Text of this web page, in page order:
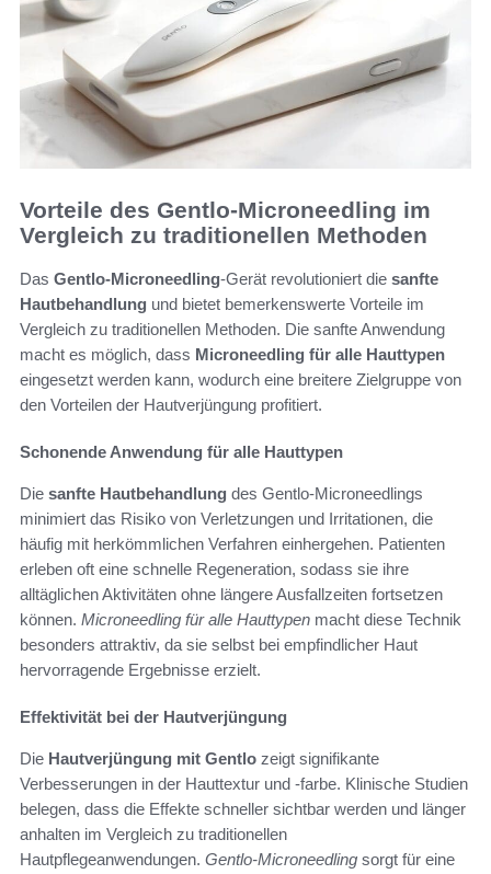
Vorteile des Gentlo-Microneedling im
Vergleich zu traditionellen Methoden
Das Gentlo-Microneedling-Gerät revolutioniert die sanfte
Hautbehandlung und bietet bemerkenswerte Vorteile im
Vergleich zu traditionellen Methoden. Die sanfte Anwendung
macht es möglich, dass Microneedling für alle Hauttypen
eingesetzt werden kann, wodurch eine breitere Zielgruppe von
den Vorteilen der Hautverjüngung profitiert.
Schonende Anwendung für alle Hauttypen
Die sanfte Hautbehandlung des Gentlo-Microneedlings
minimiert das Risiko von Verletzungen und Irritationen, die
häufig mit herkömmlichen Verfahren einhergehen. Patienten
erleben oft eine schnelle Regeneration, sodass sie ihre
alltäglichen Aktivitäten ohne längere Ausfallzeiten fortsetzen
können. Microneedling für alle Hauttypen macht diese Technik
besonders attraktiv, da sie selbst bei empfindlicher Haut
hervorragende Ergebnisse erzielt.
Effektivität bei der Hautverjüngung
Die Hautverjüngung mit Gentlo zeigt signifikante
Verbesserungen in der Hauttextur und -farbe. Klinische Studien
belegen, dass die Effekte schneller sichtbar werden und länger
anhalten im Vergleich zu traditionellen
Hautpflegeanwendungen. Gentlo-Microneedling sorgt für eine